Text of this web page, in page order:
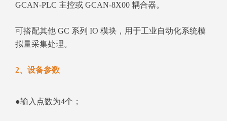
GCAN‑PLC 主控或 GCAN‑8X00 耦合器。
可搭配其他 GC 系列 IO 模块，用于工业自动化系统模
拟量采集处理。
2、设备参数
●输入点数为4个；